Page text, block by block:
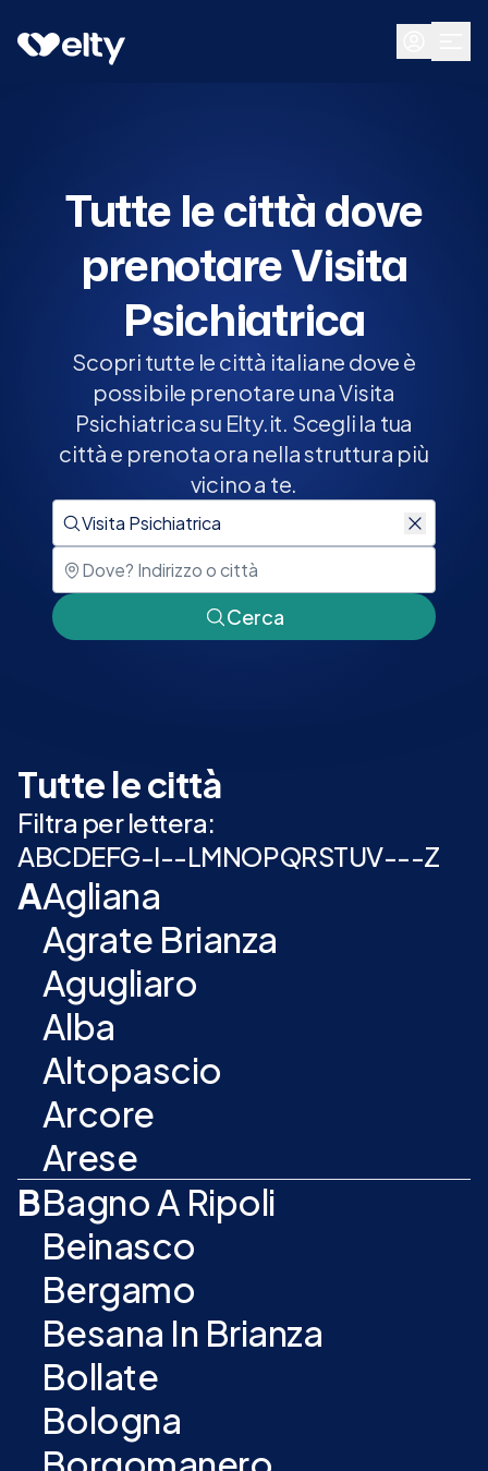
Prenota visita
Tutte le città dove
prenotare Visita
Psichiatrica
Scopri tutte le città italiane dove è
possibile prenotare una Visita
Psichiatrica su Elty.it. Scegli la tua
città e prenota ora nella struttura più
vicino a te.
Cerca
Tutte le città
Filtra per lettera:
ABCDEFG-I--LMNOPQRSTUV---Z
AAgliana
Agrate Brianza
Agugliaro
Alba
Altopascio
Arcore
Arese
BBagno A Ripoli
Beinasco
Bergamo
Besana In Brianza
Bollate
Bologna